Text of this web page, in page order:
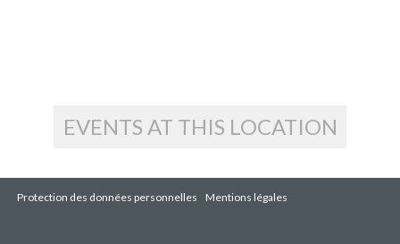
EVENTS AT THIS LOCATION
Protection des données personnelles Mentions légales